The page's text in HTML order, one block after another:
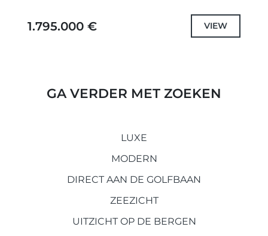
met panoramisch uitzicht op de
Middellandse Zee. Verspreid over twee...
1.795.000 € VIEW
GA VERDER MET ZOEKEN
LUXE
MODERN
DIRECT AAN DE GOLFBAAN
ZEEZICHT
UITZICHT OP DE BERGEN